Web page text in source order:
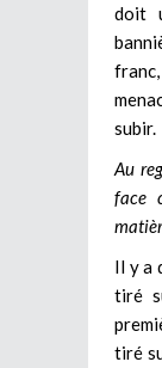
doit
subir.
Au
face
Il y a
tiré
tiré